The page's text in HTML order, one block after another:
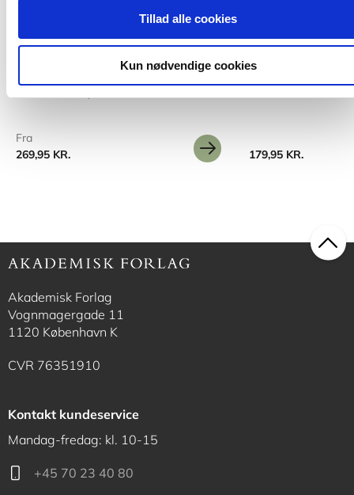
Tillad alle cookies
Kun nødvendige cookies
Innovative elever. Undervisning i FIRE
Fra
269,95 KR.
Opgavebog for
Dorte Nielsen
179,95 KR.
Akademisk Forlag
Vognmagergade 11
1120 København K
CVR 76351910
Kontakt kundeservice
Mandag-fredag: kl. 10-15
+45 70 23 40 80